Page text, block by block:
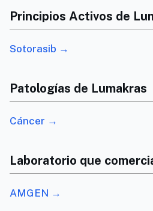
Principios Activos de
Sotorasib →
Patologías de Lumakras
Cáncer →
Laboratorio que
AMGEN →